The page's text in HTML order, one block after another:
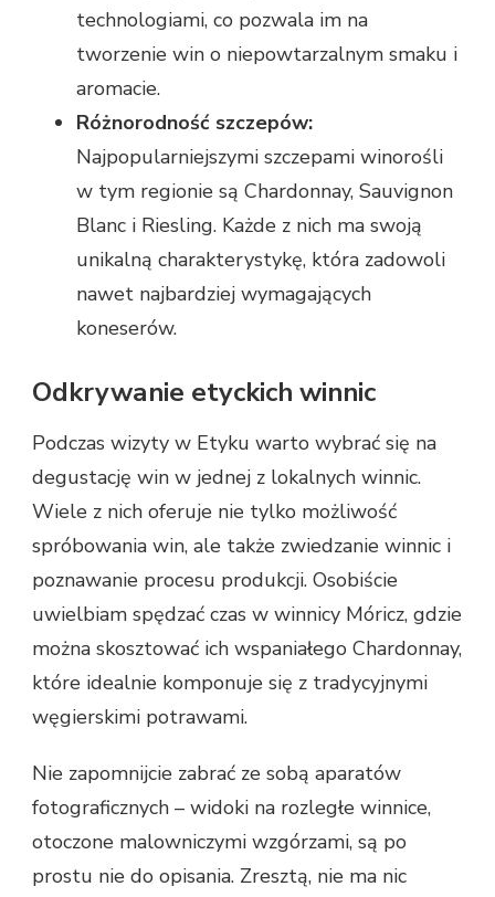
technologiami, co pozwala im na
tworzenie win o niepowtarzalnym smaku i
aromacie.
Różnorodność szczepów:
Najpopularniejszymi szczepami winorośli
w tym regionie są Chardonnay, Sauvignon
Blanc i Riesling. Każde z nich ma swoją
unikalną charakterystykę, która zadowoli
nawet najbardziej wymagających
koneserów.
Odkrywanie etyckich winnic
Podczas wizyty w Etyku warto wybrać się na
degustację win w jednej z lokalnych winnic.
Wiele z nich oferuje nie tylko możliwość
spróbowania win, ale także zwiedzanie winnic i
poznawanie procesu produkcji. Osobiście
uwielbiam spędzać czas w winnicy Móricz, gdzie
można skosztować ich wspaniałego Chardonnay,
które idealnie komponuje się z tradycyjnymi
węgierskimi potrawami.
Nie zapomnijcie zabrać ze sobą aparatów
fotograficznych – widoki na rozległe winnice,
otoczone malowniczymi wzgórzami, są po
prostu nie do opisania. Zresztą, nie ma nic